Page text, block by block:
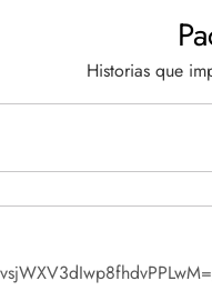
Historias que